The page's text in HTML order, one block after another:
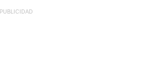
PUBLICIDAD